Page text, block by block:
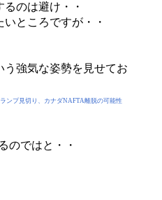
るのは避け・・
ところですが・・
う強気な姿勢を見せてお
ンプ見切り、カナダNAFTA離脱の可能性
のではと・・